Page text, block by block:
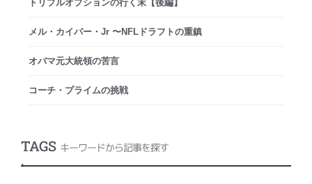
トリプルオプションの行く末【後編】
メル・カイパー・Jr 〜NFLドラフトの重鎮
オバマ元大統領の苦言
コーチ・プライムの挑戦
TAGS キーワードから記事を探す
.